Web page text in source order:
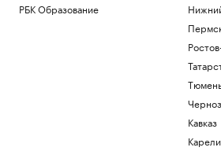
РБК Образование
Кавказ